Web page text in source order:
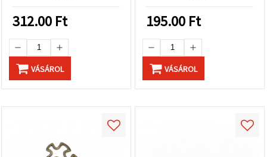
db/csomag
312.00 Ft
VÁSÁROL
195.00 Ft
VÁSÁROL